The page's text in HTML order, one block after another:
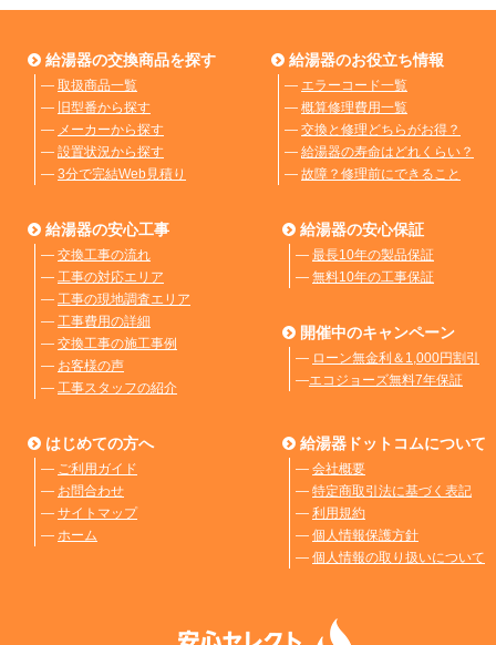
給湯器の交換商品を探す
― 取扱商品一覧
― 旧型番から探す
― メーカーから探す
― 設置状況から探す
― 3分で完結Web見積り
給湯器のお役立ち情報
― エラーコード一覧
― 概算修理費用一覧
― 交換と修理どちらがお得？
― 給湯器の寿命はどれくらい？
― 故障？修理前にできること
給湯器の安心工事
― 交換工事の流れ
― 工事の対応エリア
― 工事の現地調査エリア
― 工事費用の詳細
― 交換工事の施工事例
― お客様の声
― 工事スタッフの紹介
給湯器の安心保証
― 最長10年の製品保証
― 無料10年の工事保証
開催中のキャンペーン
― ローン無金利＆1,000円割引
―エコジョーズ無料7年保証
はじめての方へ
― ご利用ガイド
― お問合わせ
― サイトマップ
― ホーム
給湯器ドットコムについて
― 会社概要
― 特定商取引法に基づく表記
― 利用規約
― 個人情報保護方針
― 個人情報の取り扱いについて